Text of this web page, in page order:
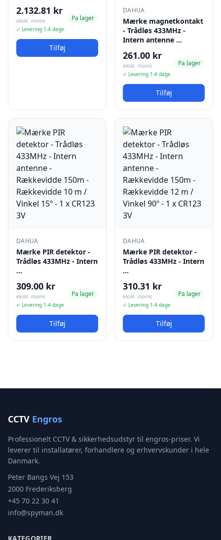
2.132.81 kr
ekskl. moms
✓ Levering 1-4 dage
Pa lager
Tilføj
DAHUA
Mærke magnetkontakt
- Trådløs 433MHz -
Intern antenne …
261.00 kr
ekskl. moms
✓ Levering 1-4 dage
Pa lager
Tilføj
DAHUA
Mærke PIR detektor -
Trådløs 433MHz - Intern
…
309.00 kr
ekskl. moms
✓ Levering 1-4 dage
Pa lager
Tilføj
DAHUA
Mærke PIR detektor -
Trådløs 433MHz - Intern
…
310.31 kr
ekskl. moms
✓ Levering 1-4 dage
Pa lager
Tilføj
CCTV Engros
Professionelt CCTV & sikkerhedsudstyr til engros-priser. Vi
leverer til installatører, forhandlere og erhvervskunder i hele
Danmark.
Peter Bangs Vej 153
2000 Frederiksberg
+45 70 22 30 41
info@spyman.dk